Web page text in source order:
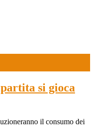
si gioca
il consumo dei